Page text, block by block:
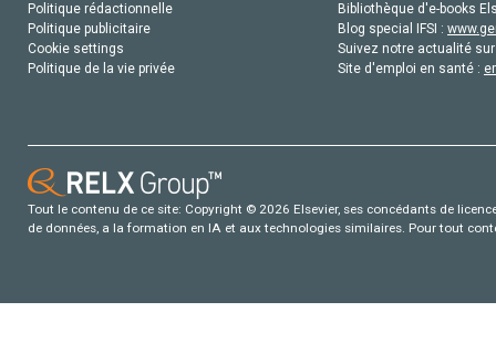
Politique rédactionnelle
Politique publicitaire
Cookie settings
Politique de la vie privée
Bibliothèque d'e-books
Blog special IFSI :
Suivez notre actualité
Site d'emploi en santé :
Tout le contenu de ce site: Copyright © 2026 Elsevier, ses concédants de
de données, a la formation en IA et aux technologies similaires. Pour tout